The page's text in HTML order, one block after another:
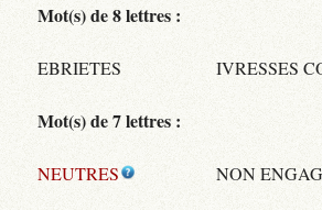
Mot(s) de 8 lettres :
EBRIETES IVRESSES
Mot(s) de 7 lettres :
NEUTRES NON